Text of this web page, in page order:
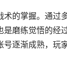
的掌握。通过
磨练觉悟的经
逐渐成熟，玩